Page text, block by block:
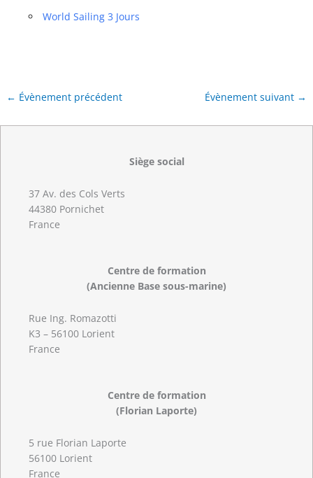
World Sailing 3 Jours
← Évènement précédent Évènement suivant →
Siège social
37 Av. des Cols Verts
44380 Pornichet
France
Centre de formation
(Ancienne Base sous-marine)
Rue Ing. Romazotti
K3 – 56100 Lorient
France
Centre de formation
(Florian Laporte)
5 rue Florian Laporte
56100 Lorient
France